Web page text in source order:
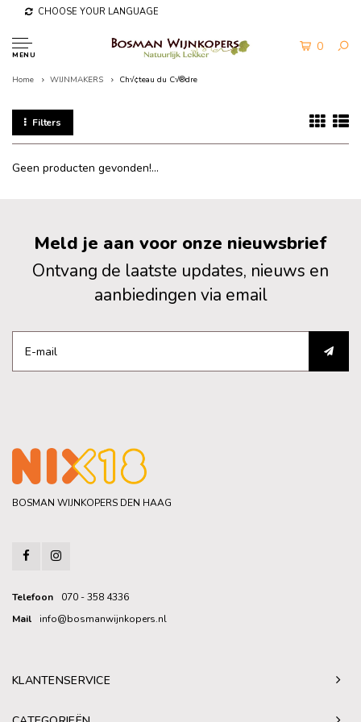
CHOOSE YOUR LANGUAGE
MENU
0
Home WIJNMAKERS Ch√¢teau du C√®dre
Filters
Geen producten gevonden!...
Meld je aan voor onze nieuwsbrief
Ontvang de laatste updates, nieuws en
aanbiedingen via email
BOSMAN WIJNKOPERS DEN HAAG
Telefoon
070 - 358 4336
Mail
info@bosmanwijnkopers.nl
KLANTENSERVICE